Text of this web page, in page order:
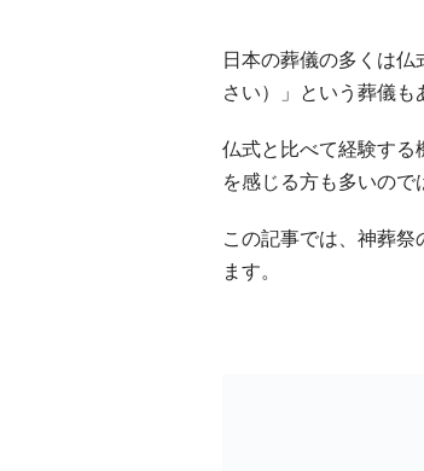
日本の葬儀の多くは
さい）」という葬儀も
仏式と比べて経験する
を感じる方も多いので
この記事では、神葬
ます。